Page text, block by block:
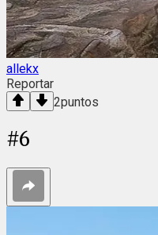
allekx
Reportar
2puntos
#6